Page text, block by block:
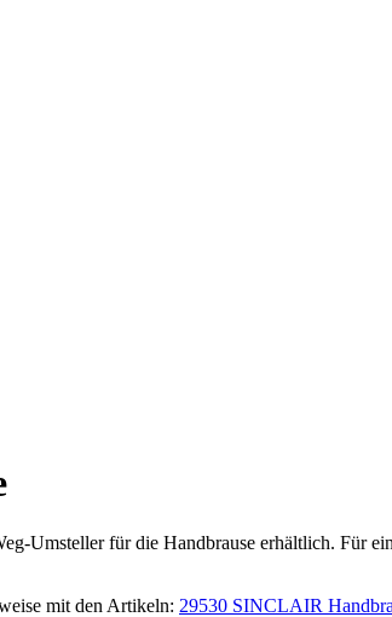
Umsteller für die Handbrause erhältlich. Für
mit den Artikeln: 29530 SINCLAIR